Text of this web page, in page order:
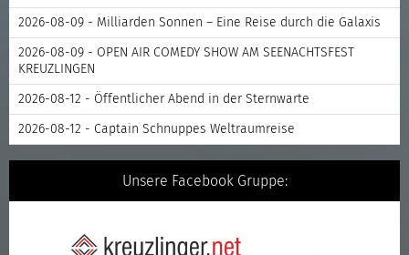
2026-08-09 - Milliarden Sonnen – Eine Reise durch die Galaxis
2026-08-09 - OPEN AIR COMEDY SHOW AM SEENACHTSFEST
KREUZLINGEN
2026-08-12 - Öffentlicher Abend in der Sternwarte
2026-08-12 - Captain Schnuppes Weltraumreise
Unsere Facebook Gruppe: